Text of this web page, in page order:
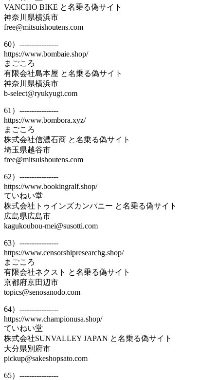
VANCHO BIKE と名乗る偽サイト
神奈川県横浜市
free@mitsuishoutens.com
60）----------------
https://www.bombaie.shop/
まごころ
有限会社島本屋 と名乗る偽サイト
神奈川県横浜市
b-select@ryukyugt.com
61）----------------
https://www.bombora.xyz/
まごころ
株式会社信濃石商 と名乗る偽サイト
埼玉県越谷市
free@mitsuishoutens.com
62）----------------
https://www.bookingralf.shop/
ていねい堂
株式会社トゥインズカンパニー と名乗る偽サイト
広島県広島市
kagukoubou-mei@susotti.com
63）----------------
https://www.censorshipresearchg.shop/
まごころ
有限会社ネクスト と名乗る偽サイト
京都府京田辺市
topics@senosanodo.com
64）----------------
https://www.championusa.shop/
ていねい堂
株式会社SUNVALLEY JAPAN と名乗る偽サイト
大分県別府市
pickup@sakeshopsato.com
65）----------------